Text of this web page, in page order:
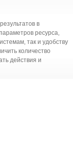
в
ресурса,
так и удобству
количество
действия и